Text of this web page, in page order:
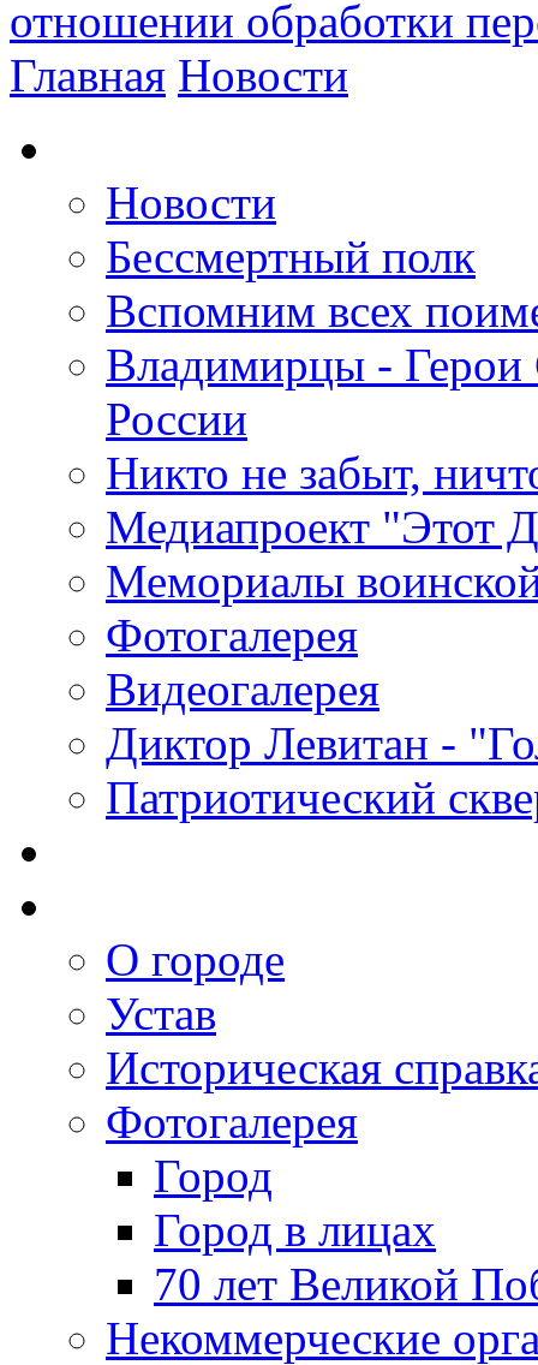
отношении обработки
Главная Новости
Новости
Бессмертный полк
Вспомним всех
Владимирцы - Герои
России
Никто не забыт,
Медиапроект "Этот
Мемориалы
Фотогалерея
Видеогалерея
Диктор Левитан -
Патриотический
О городе
Устав
Историческая
Фотогалерея
Город
Город в лицах
70 лет Великой
Некоммерческие